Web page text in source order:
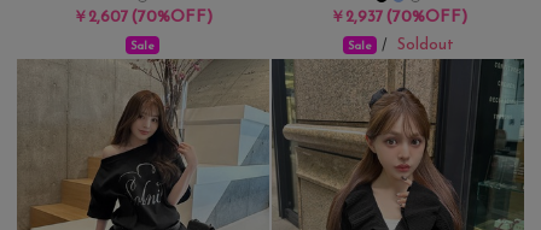
￥2,607(70%OFF) ￥2,937(70%OFF)
Sale Sale / Soldout